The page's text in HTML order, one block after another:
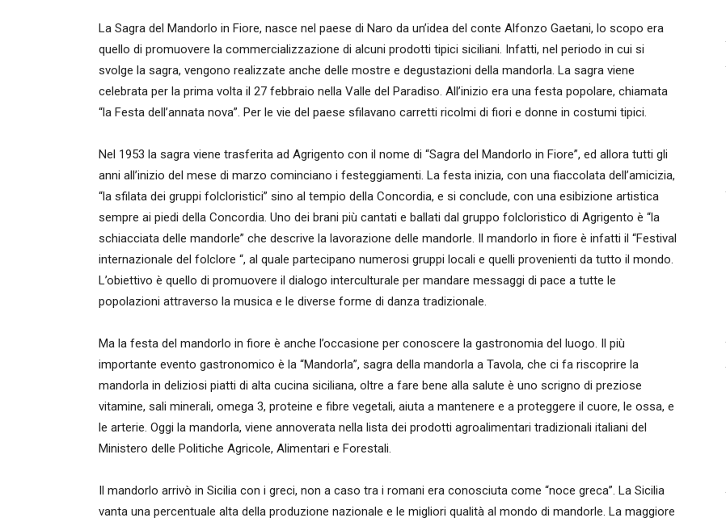
La Sagra del Mandorlo in Fiore, nasce nel paese di Naro da un’idea del conte Alfonzo Gaetani, lo scopo era
quello di promuovere la commercializzazione di alcuni prodotti tipici siciliani. Infatti, nel periodo in cui si
svolge la sagra, vengono realizzate anche delle mostre e degustazioni della mandorla. La sagra viene
celebrata per la prima volta il 27 febbraio nella Valle del Paradiso. All’inizio era una festa popolare, chiamata
“la Festa dell’annata nova”. Per le vie del paese sfilavano carretti ricolmi di fiori e donne in costumi tipici.
Nel 1953 la sagra viene trasferita ad Agrigento con il nome di “Sagra del Mandorlo in Fiore”, ed allora tutti gli
anni all’inizio del mese di marzo cominciano i festeggiamenti. La festa inizia, con una fiaccolata dell’amicizia,
“la sfilata dei gruppi folcloristici” sino al tempio della Concordia, e si conclude, con una esibizione artistica
sempre ai piedi della Concordia. Uno dei brani più cantati e ballati dal gruppo folcloristico di Agrigento è “la
schiacciata delle mandorle” che descrive la lavorazione delle mandorle. Il mandorlo in fiore è infatti il “Festival
internazionale del folclore “, al quale partecipano numerosi gruppi locali e quelli provenienti da tutto il mondo.
L’obiettivo è quello di promuovere il dialogo interculturale per mandare messaggi di pace a tutte le
popolazioni attraverso la musica e le diverse forme di danza tradizionale.
Ma la festa del mandorlo in fiore è anche l’occasione per conoscere la gastronomia del luogo. Il più
importante evento gastronomico è la “Mandorla”, sagra della mandorla a Tavola, che ci fa riscoprire la
mandorla in deliziosi piatti di alta cucina siciliana, oltre a fare bene alla salute è uno scrigno di preziose
vitamine, sali minerali, omega 3, proteine e fibre vegetali, aiuta a mantenere e a proteggere il cuore, le ossa, e
le arterie. Oggi la mandorla, viene annoverata nella lista dei prodotti agroalimentari tradizionali italiani del
Ministero delle Politiche Agricole, Alimentari e Forestali.
Il mandorlo arrivò in Sicilia con i greci, non a caso tra i romani era conosciuta come “noce greca”. La Sicilia
vanta una percentuale alta della produzione nazionale e le migliori qualità al mondo di mandorle. La maggiore